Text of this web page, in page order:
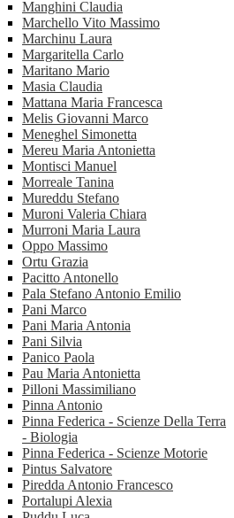
Manghini Claudia
Marchello Vito Massimo
Marchinu Laura
Margaritella Carlo
Maritano Mario
Masia Claudia
Mattana Maria Francesca
Melis Giovanni Marco
Meneghel Simonetta
Mereu Maria Antonietta
Montisci Manuel
Morreale Tanina
Mureddu Stefano
Muroni Valeria Chiara
Murroni Maria Laura
Oppo Massimo
Ortu Grazia
Pacitto Antonello
Pala Stefano Antonio Emilio
Pani Marco
Pani Maria Antonia
Pani Silvia
Panico Paola
Pau Maria Antonietta
Pilloni Massimiliano
Pinna Antonio
Pinna Federica - Scienze Della Terra
- Biologia
Pinna Federica - Scienze Motorie
Pintus Salvatore
Piredda Antonio Francesco
Portalupi Alexia